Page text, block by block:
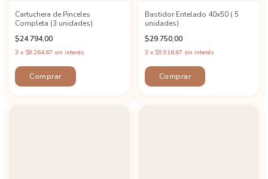
Cartuchera de Pinceles
Completa (3 unidades)
$24.794,00
3 x $8.264,67 sin interés
Bastidor Entelado 40x50 ( 5
unidades)
$29.750,00
3 x $9.916,67 sin interés